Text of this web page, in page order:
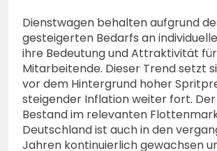
Dienstwagen behalten aufgrund
gesteigerten Bedarfs an
ihre Bedeutung und Attraktivität für
Mitarbeitende. Dieser Trend setzt
vor dem Hintergrund hoher
steigender Inflation weiter fort.
Bestand im relevanten
Deutschland ist auch in den
Jahren kontinuierlich gewachsen